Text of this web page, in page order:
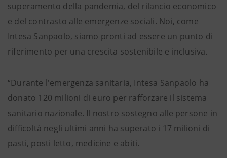
superamento della pandemia, del rilancio economico
e del contrasto alle emergenze sociali. Noi, come
Intesa Sanpaolo, siamo pronti ad essere un punto di
riferimento per una crescita sostenibile e inclusiva.
“Durante l'emergenza sanitaria, Intesa Sanpaolo ha
donato 120 milioni di euro per rafforzare il sistema
sanitario nazionale. Il nostro sostegno alle persone in
difficoltà negli ultimi anni ha superato i 17 milioni di
pasti, posti letto, medicine e abiti.